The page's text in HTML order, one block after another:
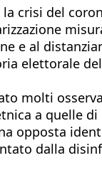
crisi del
e al
elettorale
molti
a quelle
opposta
dalla